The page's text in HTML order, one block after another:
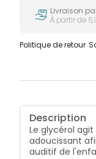
Livraison
À partir de
Politique de retour
Description
Le glycérol
adoucissant
auditif de